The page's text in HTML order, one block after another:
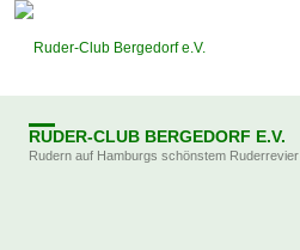
RUDER-CLUB BERGEDORF E.V.
Rudern auf Hamburgs schönstem Ruderrevier